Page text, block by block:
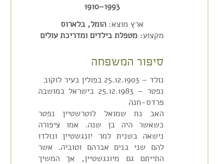
1993–1910
ארץ מוצא:הומל, בלארוס
מקצוע: מטפלת בילדים ומדריכת עולים
סיפור המשפחה
נולד – 25.12.1903 בפולין בעיר לוקוב
נפטר – 25.12.1983 בישראל במושבה
פרדס-חנה
האב נח שמואל לוטרשטיין נפטר
כשאשר היה בן שנה. אמו ציפורה
נישאה בשנית למר יונגשטיין ונולדו
להם שני בנים אברהם וטוביה. אשר
התייתם גם מיונגשטיין, אך המשיך